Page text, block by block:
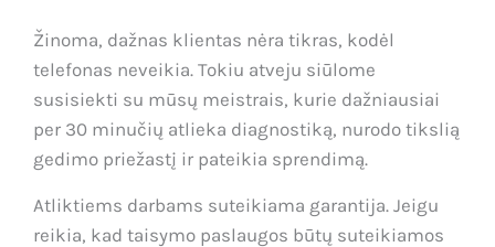
Žinoma, dažnas klientas nėra tikras, kodėl
telefonas neveikia. Tokiu atveju siūlome
susisiekti su mūsų meistrais, kurie dažniausiai
per 30 minučių atlieka diagnostiką, nurodo tikslią
gedimo priežastį ir pateikia sprendimą.
Atliktiems darbams suteikiama garantija. Jeigu
reikia, kad taisymo paslaugos būtų suteikiamos